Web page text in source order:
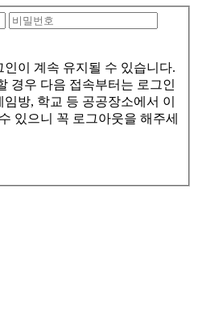
이 계속 유지될 수 있습니다.
경우 다음 접속부터는 로그인
방, 학교 등 공공장소에서 이
있으니 꼭 로그아웃을 해주세